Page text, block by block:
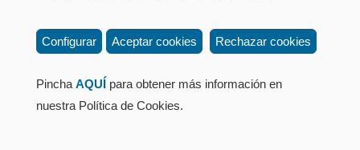
Contacto: Paseo de Sarasate nº 38, 2º Dcha - 31001
Pamplona (Navarra) Tel.: 848 42 08 72
corporacion@cpen.es
Configurar Aceptar cookies Rechazar cookies
Pincha AQUÍ para obtener más información en
nuestra Política de Cookies.